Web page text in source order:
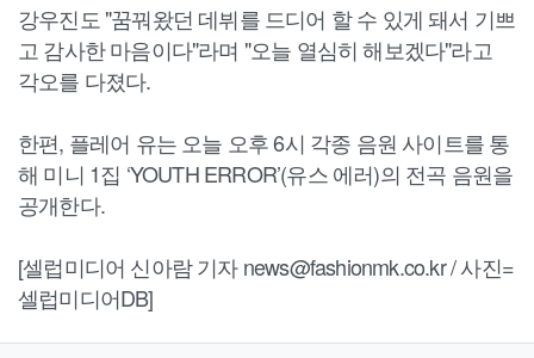
강우진도 "꿈꿔왔던 데뷔를 드디어 할 수 있게 돼서 기쁘
고 감사한 마음이다"라며 "오늘 열심히 해보겠다"라고
각오를 다졌다.
한편, 플레어 유는 오늘 오후 6시 각종 음원 사이트를 통
해 미니 1집 ‘YOUTH ERROR’(유스 에러)의 전곡 음원을
공개한다.
[셀럽미디어 신아람 기자 news@fashionmk.co.kr / 사진=
셀럽미디어DB]